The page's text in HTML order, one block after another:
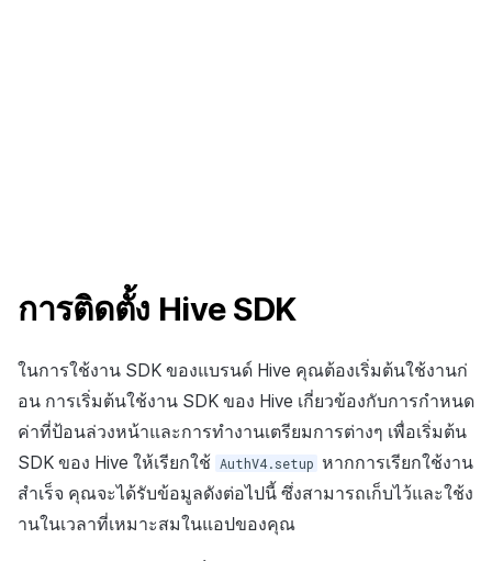
การติดตั้ง Hive SDK
ในการใช้งาน SDK ของแบรนด์ Hive คุณต้องเริ่มต้นใช้งานก่
อน การเริ่มต้นใช้งาน SDK ของ Hive เกี่ยวข้องกับการกำหนด
ค่าที่ป้อนล่วงหน้าและการทำงานเตรียมการต่างๆ เพื่อเริ่มต้น
SDK ของ Hive ให้เรียกใช้ AuthV4.setup หากการเรียกใช้งาน
สำเร็จ คุณจะได้รับข้อมูลดังต่อไปนี้ ซึ่งสามารถเก็บไว้และใช้ง
านในเวลาที่เหมาะสมในแอปของคุณ